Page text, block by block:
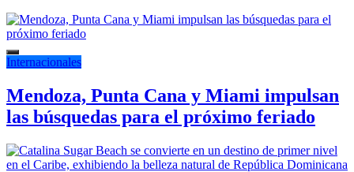
Internacionales
Mendoza, Punta Cana y Miami impulsan
las búsquedas para el próximo feriado